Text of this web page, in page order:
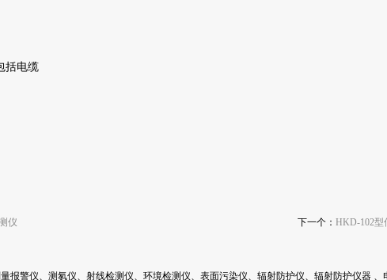
括电缆
仪 下一个： HKD-102型
警仪、测氡仪、射线检测仪、环境检测仪、表面污染仪、辐射防护仪、辐射防护仪器 、